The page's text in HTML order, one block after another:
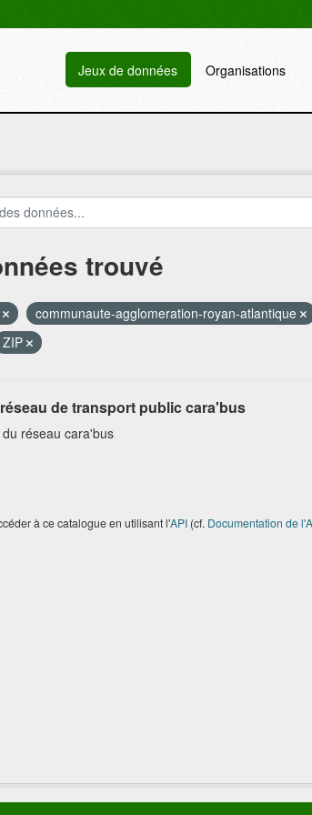
Jeux de données Organisations
trouvé
communaute-agglomeration-royan-atlantique
ZIP
de transport public cara'bus
réseau cara'bus
à ce catalogue en utilisant l'API(cf. Documentation de